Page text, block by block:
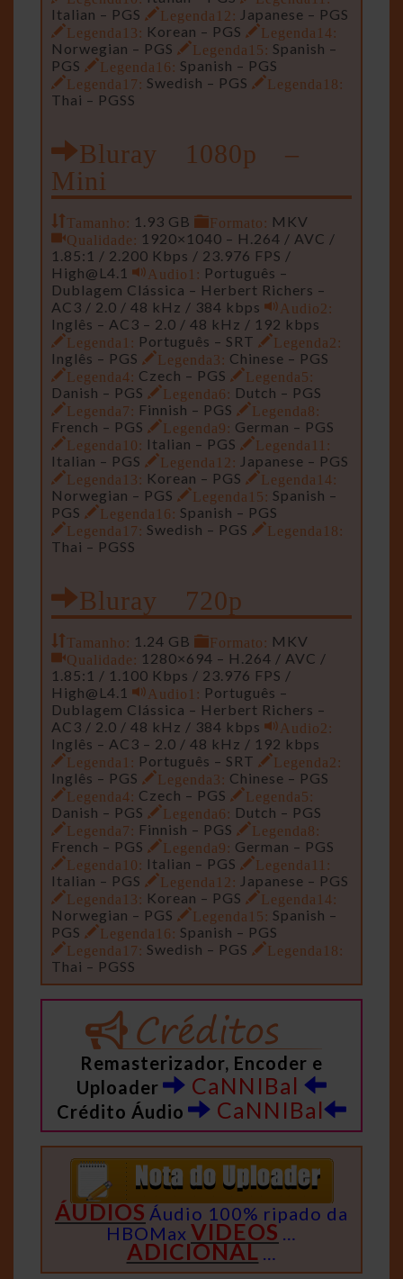
Italian – PGS
Legenda12: Japanese – PGS
Legenda13: Korean – PGS
Legenda14:
Norwegian – PGS
Legenda15: Spanish –
PGS
Legenda16: Spanish – PGS
Legenda17: Swedish – PGS
Legenda18:
Thai – PGSS
Bluray 1080p –
Mini
Tamanho: 1.93 GB Formato: MKV
Qualidade: 1920×1040 – H.264 / AVC /
1.85:1 / 2.200 Kbps / 23.976 FPS /
High@L4.1
Audio1: Português –
Dublagem Clássica – Herbert Richers –
AC3 / 2.0 / 48 kHz / 384 kbps
Audio2:
Inglês – AC3 – 2.0 / 48 kHz / 192 kbps
Legenda1: Português – SRT
Legenda2:
Inglês – PGS
Legenda3: Chinese – PGS
Legenda4: Czech – PGS
Legenda5:
Danish – PGS
Legenda6: Dutch – PGS
Legenda7: Finnish – PGS
Legenda8:
French – PGS
Legenda9: German – PGS
Legenda10: Italian – PGS
Legenda11:
Italian – PGS
Legenda12: Japanese – PGS
Legenda13: Korean – PGS
Legenda14:
Norwegian – PGS
Legenda15: Spanish –
PGS
Legenda16: Spanish – PGS
Legenda17: Swedish – PGS
Legenda18:
Thai – PGSS
Bluray 720p
Tamanho: 1.24 GB Formato: MKV
Qualidade: 1280×694 – H.264 / AVC /
1.85:1 / 1.100 Kbps / 23.976 FPS /
High@L4.1
Audio1: Português –
Dublagem Clássica – Herbert Richers –
AC3 / 2.0 / 48 kHz / 384 kbps
Audio2:
Inglês – AC3 – 2.0 / 48 kHz / 192 kbps
Legenda1: Português – SRT
Legenda2:
Inglês – PGS
Legenda3: Chinese – PGS
Legenda4: Czech – PGS
Legenda5:
Danish – PGS
Legenda6: Dutch – PGS
Legenda7: Finnish – PGS
Legenda8:
French – PGS
Legenda9: German – PGS
Legenda10: Italian – PGS
Legenda11:
Italian – PGS
Legenda12: Japanese – PGS
Legenda13: Korean – PGS
Legenda14:
Norwegian – PGS
Legenda15: Spanish –
PGS
Legenda16: Spanish – PGS
Legenda17: Swedish – PGS
Legenda18:
Thai – PGSS
Remasterizador, Encoder e
Uploader
CaNNIBal
Crédito Áudio CaNNIBal
ÁUDIOS Áudio 100% ripado da
HBOMax VIDEOS
ADICIONAL